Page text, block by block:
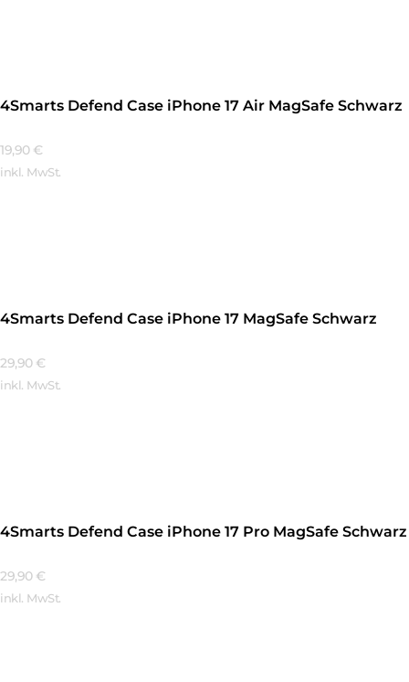
4Smarts Defend Case iPhone 17 Air MagSafe Schwarz
19,90 €
inkl. MwSt.
4Smarts Defend Case iPhone 17 MagSafe Schwarz
29,90 €
inkl. MwSt.
4Smarts Defend Case iPhone 17 Pro MagSafe Schwarz
29,90 €
inkl. MwSt.